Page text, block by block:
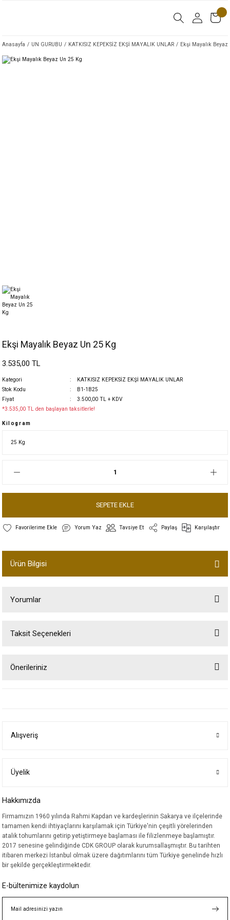
Anasayfa UN GURUBU KATKISIZ KEPEKSİZ EKŞİ MAYALIK UNLAR Ekşi Mayalık Beyaz
Ekşi Mayalık Beyaz Un 25 Kg
3.535,00 TL
Kategori
KATKISIZ KEPEKSİZ EKŞİ MAYALIK UNLAR
Stok Kodu
B1-1B25
Fiyat
3.500,00 TL + KDV
*3.535,00 TL den başlayan taksitlerle!
Kilogram
SEPETE EKLE
Yorum Yaz Tavsiye Et Paylaş Karşılaştır
Ürün Bilgisi
Yorumlar
Taksit Seçenekleri
Önerileriniz
Ürün bilgilerinde hatalar bulunuyor.
Bu ürüne benzer farklı alternatifler olmalı.
Alışveriş
Üyelik
Hakkımızda
Firmamızın 1960 yılında Rahmi Kapdan ve kardeşlerinin Sakarya ve ilçelerinde
tamamen kendi ihtiyaçlarını karşılamak için Türkiye'nin çeşitli yörelerinden
atalık tohumlarını getirip yetiştirmeye başlaması ile filizlenmeye başlamıştır.
2017 senesine gelindiğinde CDK GROUP olarak kurumsallaşmıştır. Bu tarihten
itibaren merkezi İstanbul olmak üzere dağıtımlarını tüm Türkiye genelinde hızlı
bir şekilde gerçekleştirmektedir.
E-bültenimize kaydolun